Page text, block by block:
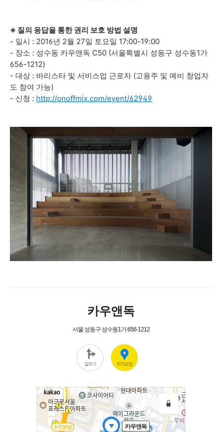
※ 질의 응답을 통한 권리 보호 방법 설명
- 일시 : 2016년 2월 27일 토요일 17:00-19:00
- 장소 : 성수동 카우앤독 C50 (서울특별시 성동구 성수동1가
656-1212)
- 대상 : 바리스타 및 서비스업 근로자 (고용주 및 예비 창업자
도 참여 가능)
- 신청 : http://onoffmix.com/event/62949